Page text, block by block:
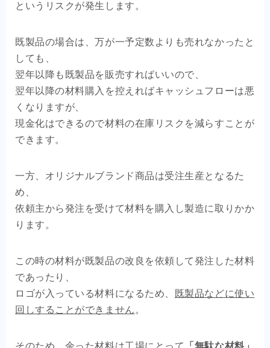
というリスクが発生します。
既製品の場合は、万が一予定数よりも売れなかったと
しても、
翌年以降も既製品を販売すればいいので、
翌年以降の材料購入を控えればキャッシュフローは悪
くなりますが、
現金化はできるので材料の在庫リスクを減らすことが
できます。
一方、オリジナルブランド商品は受注生産となるた
め、
依頼主から発注を受けて材料を購入し製造に取りかか
ります。
この時の材料が既製品の改良を依頼して発注した材料
であったり、
ロゴが入っている材料になるため、
既製品などに使い
回しすることができません 。